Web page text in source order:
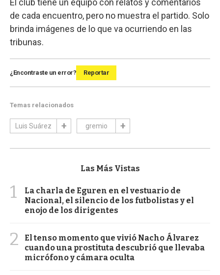
El club tiene un equipo con relatos y comentarios
de cada encuentro, pero no muestra el partido. Solo
brinda imágenes de lo que va ocurriendo en las
tribunas.
¿Encontraste un error? Reportar
Temas relacionados
Luis Suárez gremio
Las Más Vistas
1
La charla de Eguren en el vestuario de
Nacional, el silencio de los futbolistas y el
enojo de los dirigentes
2
El tenso momento que vivió Nacho Álvarez
cuando una prostituta descubrió que llevaba
micrófono y cámara oculta